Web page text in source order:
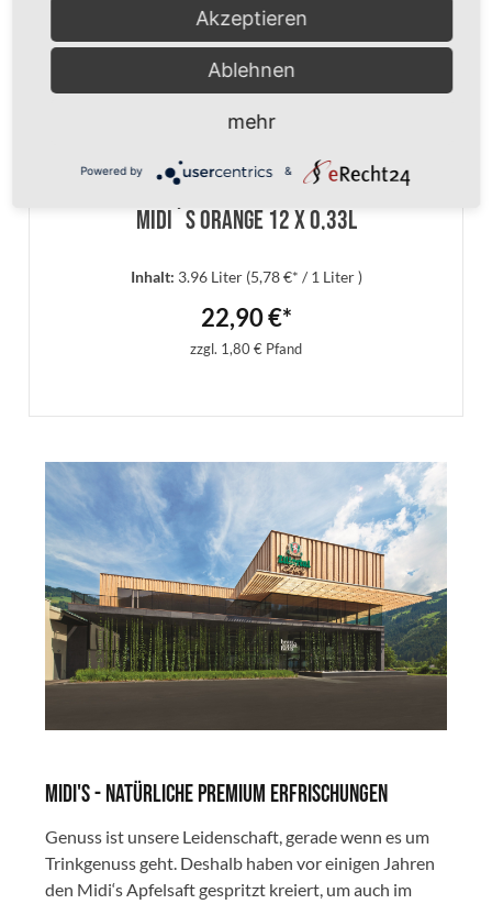
In den Warenkorb
Midi´s Orange 12 x 0,33l
Inhalt: 3.96 Liter (5,78 €* / 1 Liter )
22,90 €*
zzgl. 1,80 € Pfand
In den Warenkorb
Midi's - natürliche Premium Erfrischungen
Genuss ist unsere Leidenschaft, gerade wenn es um
Trinkgenuss geht. Deshalb haben vor einigen Jahren
den Midi‘s Apfelsaft gespritzt kreiert, um auch im
Akzeptieren
Ablehnen
mehr
Powered by &